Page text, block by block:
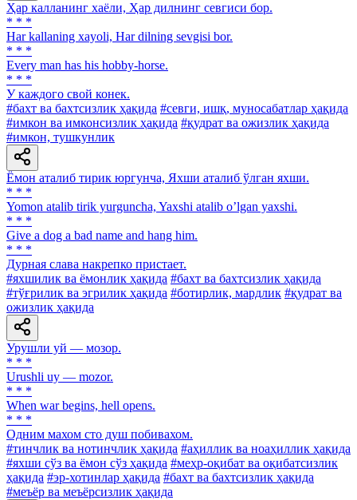
Ҳар калланинг хаёли, Ҳар дилнинг севгиси бор.
* * *
Har kallaning xayoli, Har dilning sevgisi bor.
* * *
Every man has his hobby-horse.
* * *
У каждого свой конек.
#бахт ва бахтсизлик ҳақида #севги, ишқ, муносабатлар ҳақида
#имкон ва имконсизлик ҳақида #қудрат ва ожизлик ҳақида
#имкон, тушкунлик
Ёмон аталиб тирик юргунча, Яхши аталиб ўлган яхши.
* * *
Yomon atalib tirik yurguncha, Yaxshi atalib oʼlgan yaxshi.
* * *
Give a dog a bad name and hang him.
* * *
Дурная слава накрепко пристает.
#яхшилик ва ёмонлик ҳақида #бахт ва бахтсизлик ҳақида
#тўғрилик ва эгрилик ҳақида #ботирлик, мардлик #қудрат ва
ожизлик ҳақида
Урушли уй — мозор.
* * *
Urushli uy — mozor.
* * *
When war begins, hell opens.
* * *
Одним махом сто душ побивахом.
#тинчлик ва нотинчлик ҳақида #аҳиллик ва ноаҳиллик ҳақида
#яхши сўз ва ёмон сўз ҳақида #меҳр-оқибат ва оқибатсизлик
ҳақида #эр-хотинлар ҳақида #бахт ва бахтсизлик ҳақида
#меъёр ва меъёрсизлик ҳақида